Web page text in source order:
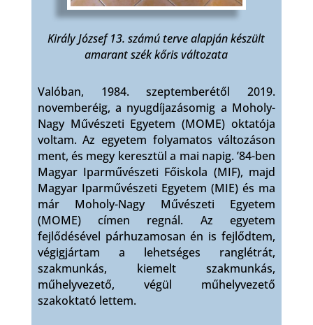
Király József 13. számú terve alapján készült
amarant szék kőris változata
Valóban, 1984. szeptemberétől 2019.
novemberéig, a nyugdíjazásomig a Moholy-
Nagy Művészeti Egyetem (MOME) oktatója
voltam. Az egyetem folyamatos változáson
ment, és megy keresztül a mai napig. ’84-ben
Magyar Iparművészeti Főiskola (MIF), majd
Magyar Iparművészeti Egyetem (MIE) és ma
már Moholy-Nagy Művészeti Egyetem
(MOME) címen regnál. Az egyetem
fejlődésével párhuzamosan én is fejlődtem,
végigjártam a lehetséges ranglétrát,
szakmunkás, kiemelt szakmunkás,
műhelyvezető, végül műhelyvezető
szakoktató lettem.